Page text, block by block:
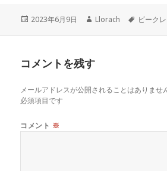
投
2023年6月9日
作
Llorach
タ
ビーク
コメントを残す
メールアドレスが公開されることはありませ
必須項目です
コメント ※